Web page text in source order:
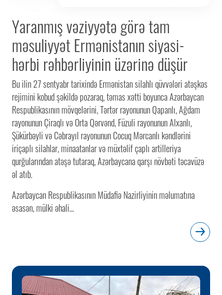
Yaranmış vəziyyətə görə tam
məsuliyyət Ermənistanın siyasi-
hərbi rəhbərliyinin üzərinə düşür
Bu ilin 27 sentyabr tarixində Ermənistan silahlı qüvvələri atəşkəs
rejimini kobud şəkildə pozaraq, təmas xətti boyunca Azərbaycan
Respublikasının mövqelərini, Tərtər rayonunun Qapanlı, Ağdam
rayonunun Çiraqlı və Orta Qərvənd, Füzuli rayonunun Alxanlı,
Şükürbəyli və Cəbrayıl rayonunun Cocuq Mərcanlı kəndlərini
iriçaplı silahlar, minaatanlar və müxtəlif çaplı artilleriya
qurğularından atəşə tutaraq, Azərbaycana qarşı növbəti təcavüzə
əl atıb.
Azərbaycan Respublikasının Müdafiə Nazirliyinin məlumatına
əsasən, mülki əhali...